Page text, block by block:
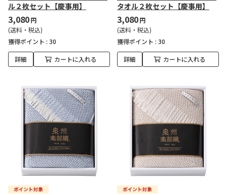
ル２枚セット【慶事用】
3,080円
(送料・税込)
獲得ポイント : 30
詳細 カートに入れる
タオル２枚セット【慶事用】
3,080円
(送料・税込)
獲得ポイント : 30
詳細 カートに入れる